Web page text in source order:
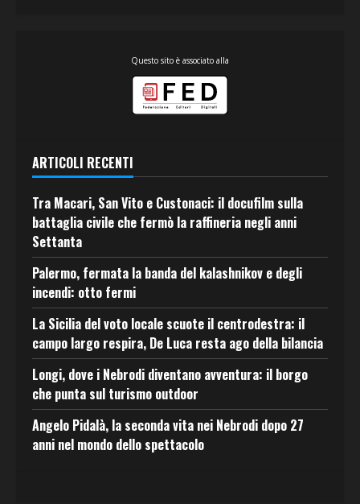
Questo sito è associato alla
ARTICOLI RECENTI
Tra Macari, San Vito e Custonaci: il docufilm sulla
battaglia civile che fermò la raffineria negli anni
Settanta
Palermo, fermata la banda del kalashnikov e degli
incendi: otto fermi
La Sicilia del voto locale scuote il centrodestra: il
campo largo respira, De Luca resta ago della bilancia
Longi, dove i Nebrodi diventano avventura: il borgo
che punta sul turismo outdoor
Angelo Pidalà, la seconda vita nei Nebrodi dopo 27
anni nel mondo dello spettacolo